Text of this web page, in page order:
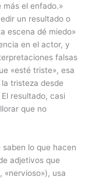
más el enfado.»
un resultado o
escena dé miedo»
en el actor, y
falsas
«esté triste», esa
tristeza desde
resultado, casi
que no
lo que hacen
adjetivos que
«nervioso»), usa